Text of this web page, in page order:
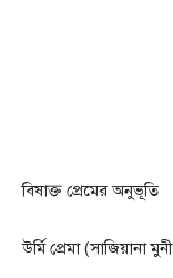
বিষাক্ত প্রেমের অনুভূতি
উর্মি প্রেমা (সাজিয়ানা